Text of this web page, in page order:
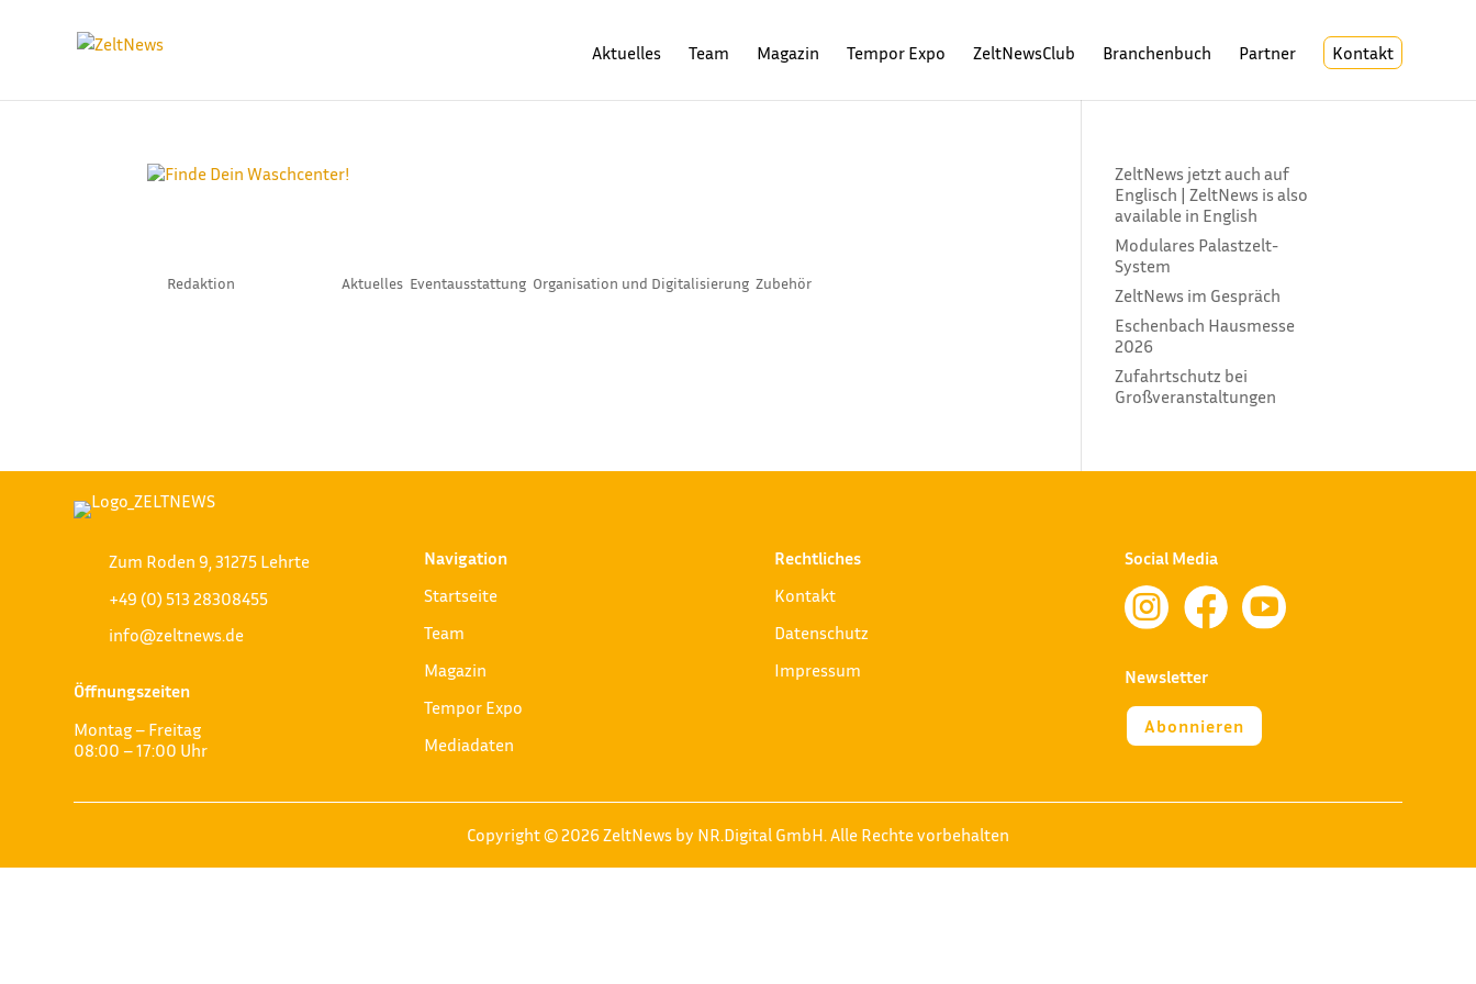
Aktuelles Team Magazin Tempor Expo ZeltNewsClub Branchenbuch Partner Kontakt
Redaktion |Aktuelles Eventausstattung Organisation und Digitalisierung ,Zubehör
ZeltNews jetzt auch auf
Englisch | ZeltNews is also
available in English
Modulares Palastzelt-
System
ZeltNews im Gespräch
Eschenbach Hausmesse
2026
Zufahrtschutz bei
Großveranstaltungen
Zum Roden 9, 31275 Lehrte
+49 (0) 513 28308455
info@zeltnews.de
Öffnungszeiten
Montag – Freitag
08:00 – 17:00 Uhr
Navigation
Startseite
Team
Magazin
Tempor Expo
Mediadaten
Rechtliches
Kontakt
Datenschutz
Impressum
Social Media
  
Newsletter
Abonnieren
Copyright © 2026 ZeltNews by NR.Digital GmbH. Alle Rechte vorbehalten